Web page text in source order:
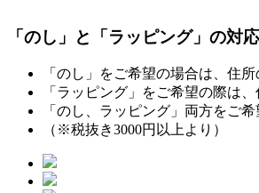
「のし」と「ラッピング」の対
「のし」をご希望の場合は、住
「ラッピング」をご希望の際は
「のし、ラッピング」両方をご
（※税抜き3000円以上より）